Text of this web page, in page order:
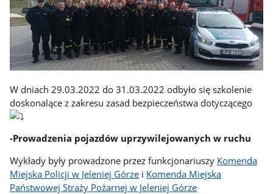
W dniach 29.03.2022 do 31.03.2022 odbyło się szkolenie
doskonalące z zakresu zasad bezpieczeństwa dotyczącego
-Prowadzenia pojazdów uprzywilejowanych w ruchu
Wykłady były prowadzone przez funkcjonariuszy Komenda
Miejska Policji w Jeleniej Górze i Komenda Miejska
Państwowej Straży Pożarnej w Jeleniej Górze